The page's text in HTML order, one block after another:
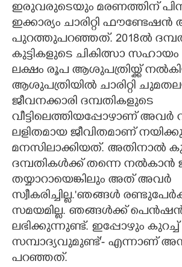
ഇരുവരുടെയും മരണത്തിന്
ഇക്കാര്യം ചാരിറ്റി
പുറത്തുപറഞ്ഞത്. 2018ൽ
കുട്ടികളുടെ ചികിത്സാ സഹായം
ലക്ഷം രൂപ ആശുപത്രിയ്ക്ക്
ആശുപത്രിയിൽ ചാരിറ്റി
ജീവനക്കാരി ദമ്പതികളുടെ
വീട്ടിലെത്തിയപ്പോഴാണ് അവർ
ലളിതമായ ജീവിതമാണ്
മനസിലാക്കിയത്. അതിനാൽ
ദമ്പതികൾക്ക് തന്നെ നൽകാൻ
തയ്യാറായെങ്കിലും അത് അവർ
സ്വീകരിച്ചില്ല.'ഞങ്ങൾ
സമയമില്ല. ഞങ്ങൾക്ക്
ലഭിക്കുന്നുണ്ട്. ഇപ്പോഴും കുറച്ച്
സമ്പാദ്യവുമുണ്ട്'- എന്നാണ്
പറഞ്ഞത്.